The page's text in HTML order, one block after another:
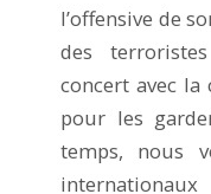
l’offensive de
des
concert avec
pour les
temps, nous